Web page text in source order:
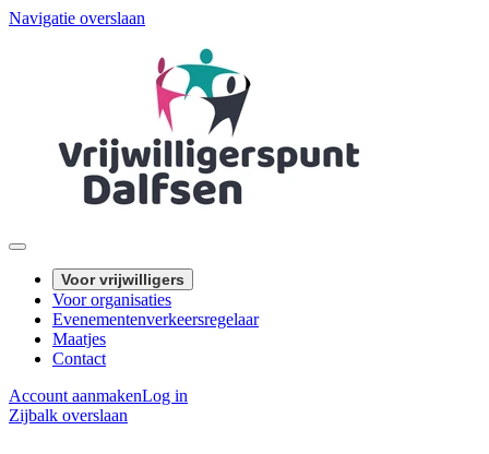
Navigatie overslaan
Voor vrijwilligers
Voor organisaties
Evenementenverkeersregelaar
Maatjes
Contact
Account aanmakenLog in
Zijbalk overslaan